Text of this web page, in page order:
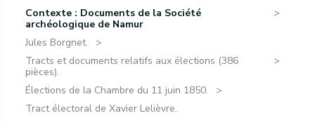
Contexte : Documents de la Société
archéologique de Namur
Jules Borgnet.
Tracts et documents relatifs aux élections (386
pièces).
Élections de la Chambre du 11 juin 1850.
Tract électoral de Xavier Lelièvre.